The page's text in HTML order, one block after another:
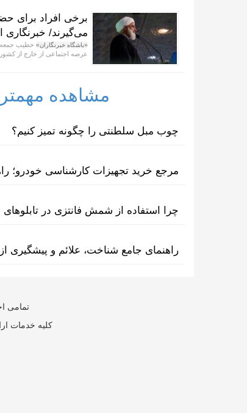
برخی افراد برای
می‌گیرند/
«باشگاه خبرنگاران» خطیب جمعه
عرصه اجتماعی از خارج از کشور
مشاهده
چوب مبل سلطنتی را چگونه تمیز کنیم؟
مرجع خرید تجهیزات کارشناسی خودرو؛
چرا استفاده از شمش فانتزی در
راهنمای جامع شناخت، علائم و پیشگیری
تمامی
کلیه خدمات